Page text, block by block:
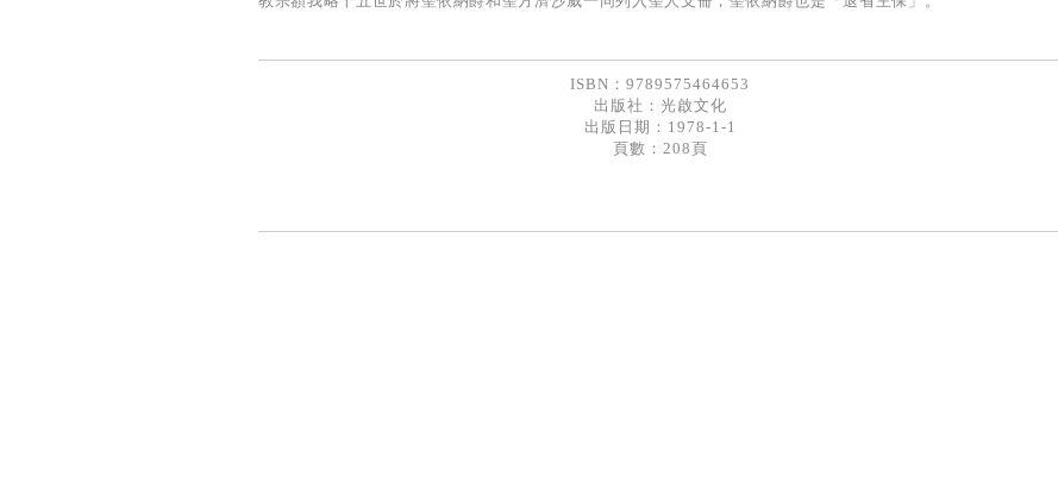
ISBN：9789575464653
出版社： 光啟文化
出版日期：1978-1-1
頁數：208頁